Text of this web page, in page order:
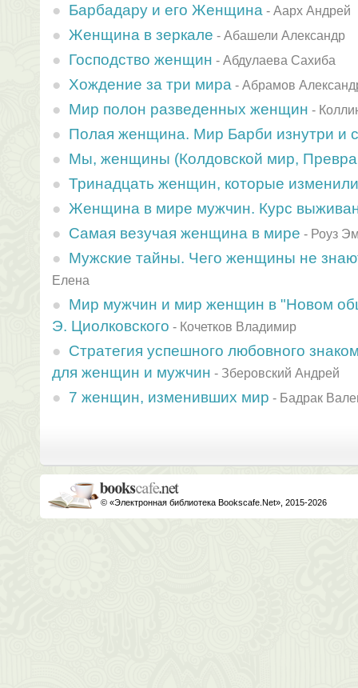
Барбадару и его Женщина - Аарх Андрей
Женщина в зеркале - Абашели Александр
Господство женщин - Абдулаева Сахиба
Хождение за три мира - Абрамов
Мир полон разведенных женщин -
Полая женщина. Мир Барби изнутри и
Мы, женщины (Колдовской мир,
Тринадцать женщин, которые
Женщина в мире мужчин. Курс
Самая везучая женщина в мире - Роуз
Мужские тайны. Чего женщины не
Елена
Мир мужчин и мир женщин в "Новом
Э. Циолковского - Кочетков Владимир
Стратегия успешного любовного
для женщин и мужчин - Зберовский Андрей
7 женщин, изменивших мир - Бадрак
© «Электронная библиотека Bookscafe.Net», 2015-2026